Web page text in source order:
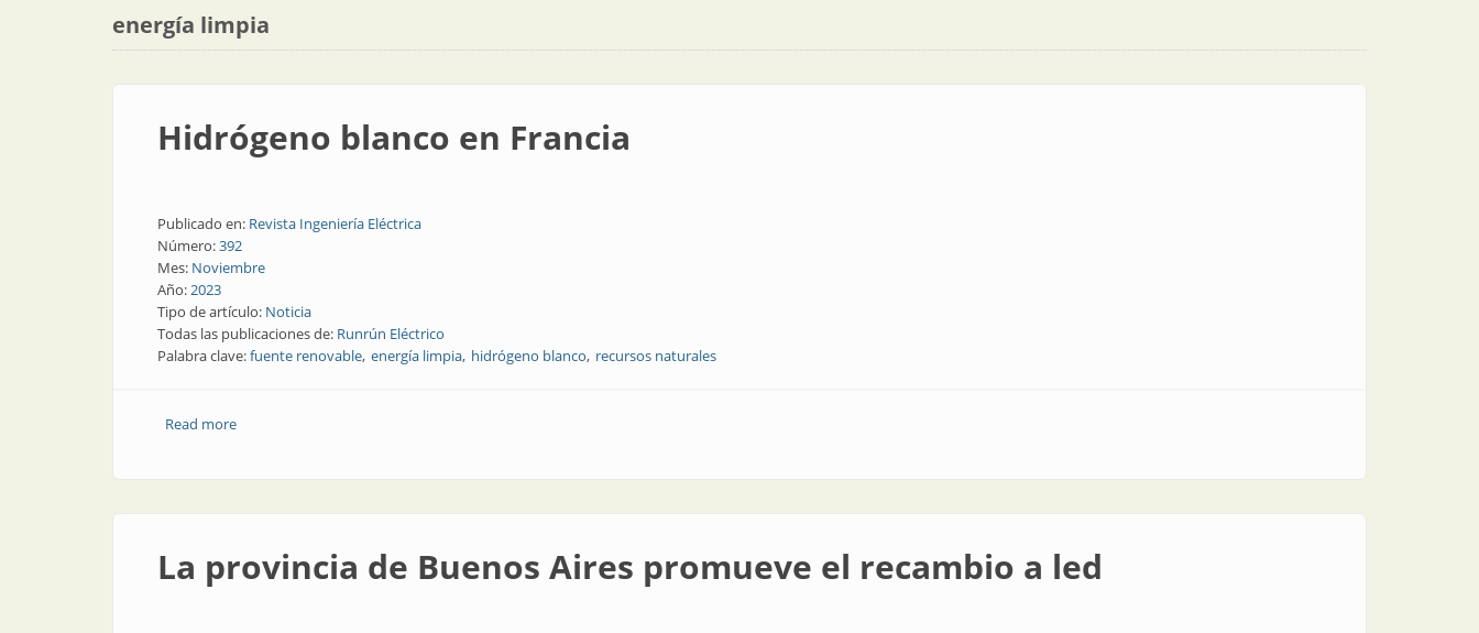
energía limpia
Hidrógeno blanco en Francia
Publicado en: Revista Ingeniería Eléctrica
Número:392
Mes: Noviembre
Año:2023
Tipo de artículo: Noticia
Todas las publicaciones de: Runrún Eléctrico
Palabra clave:fuente renovable energía limpia hidrógeno blanco recursos naturales
Read moreabout Hidrógeno blanco en Francia
La provincia de Buenos Aires promueve el recambio a led